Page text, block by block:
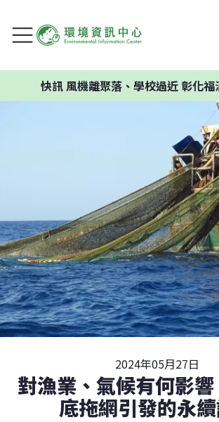
風機離聚落、學校過近 彰化福漢風電
2024年05月27日
對漁業、氣候有何影
底拖網引發的永